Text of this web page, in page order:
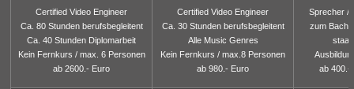
Certified Video Engineer
Ca. 80 Stunden berufsbegleitent
Ca. 40 Stunden Diplomarbeit
Kein Fernkurs / max. 6 Personen
ab 2600.- Euro
Certified Video Engineer
Ca. 30 Stunden berufsbegleitent
Alle Music Genres
Kein Fernkurs / max.8 Personen
ab 980.- Euro
Sprecher /
zum
ab 400.-